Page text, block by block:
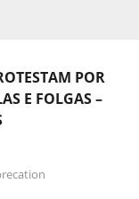
POR
E FOLGAS –